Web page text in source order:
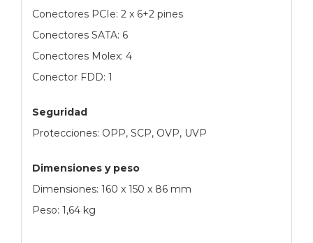
Conectores PCIe: 2 x 6+2 pines
Conectores SATA: 6
Conectores Molex: 4
Conector FDD: 1
Seguridad
Protecciones: OPP, SCP, OVP, UVP
Dimensiones y peso
Dimensiones: 160 x 150 x 86 mm
Peso: 1,64 kg